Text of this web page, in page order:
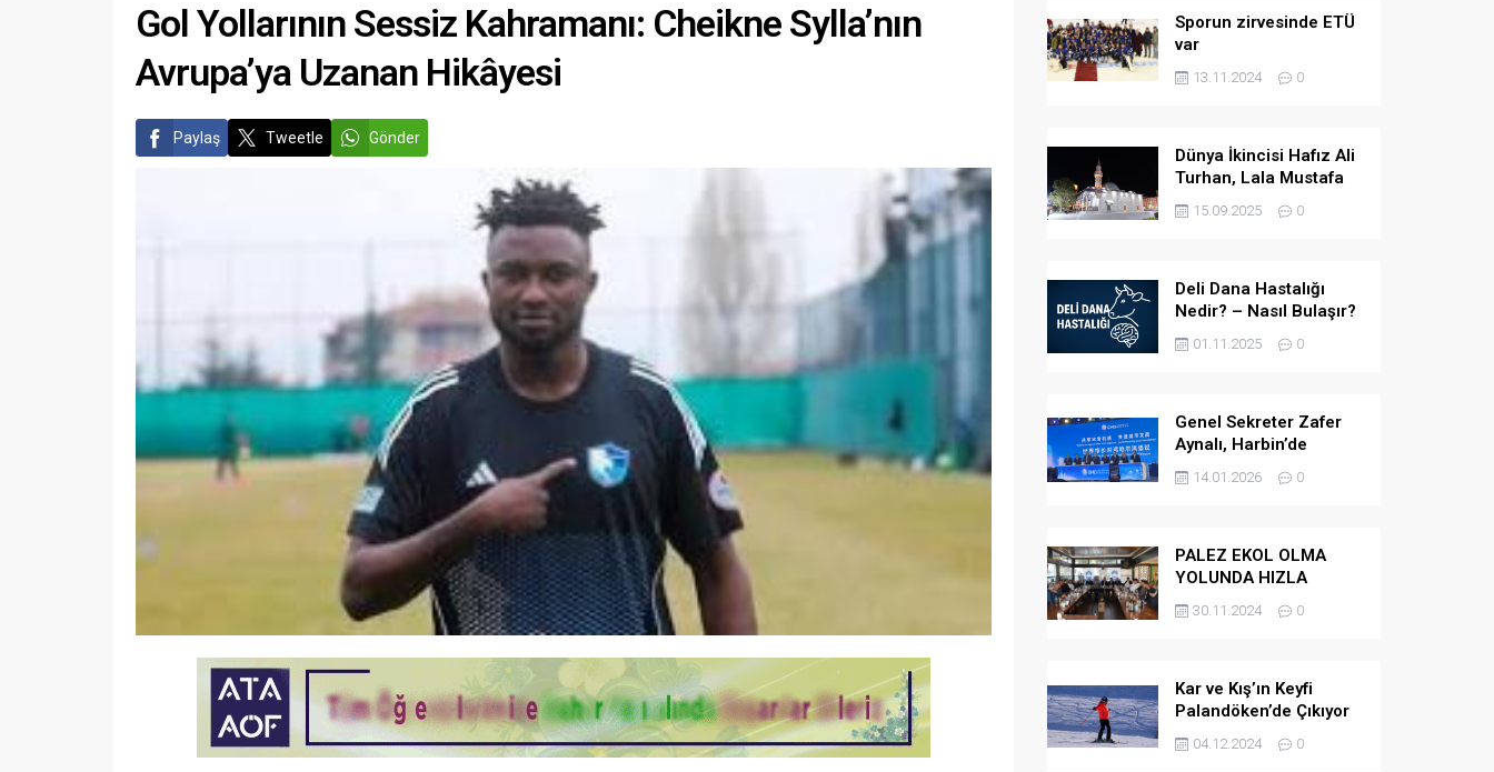
Gol Yollarının Sessiz Kahramanı: Cheikne Sylla’nın
Avrupa’ya Uzanan Hikâyesi
Paylaş Tweetle Gönder
Sporun zirvesinde ETÜ
var
13.11.2024 0
Dünya İkincisi Hafız Ali
Turhan, Lala Mustafa
Paşa Camii’ne Atandı
15.09.2025 0
Deli Dana Hastalığı
Nedir? – Nasıl Bulaşır?
– Belirtileri Nelerdir? –
Tedavi Yöntemleri
01.11.2025 0
Genel Sekreter Zafer
Aynalı, Harbin’de
Küresel Belediye
Başkanları Diyaloğu’na
14.01.2026 0
PALEZ EKOL OLMA
YOLUNDA HIZLA
İLERLİYOR
30.11.2024 0
Kar ve Kış’ın Keyfi
Palandöken’de Çıkıyor
04.12.2024 0